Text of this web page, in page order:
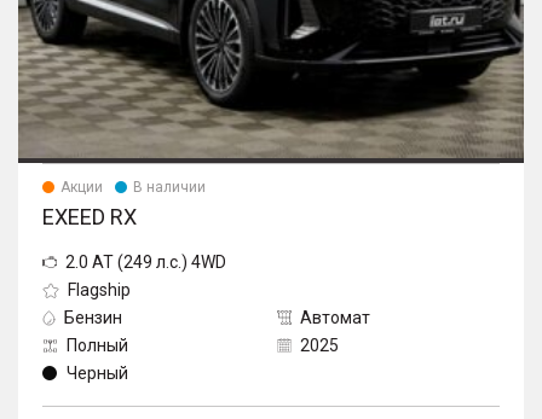
Акции В наличии
EXEED RX
2.0 AT (249 л.с.) 4WD
Flagship
Бензин
Автомат
Полный
2025
Черный